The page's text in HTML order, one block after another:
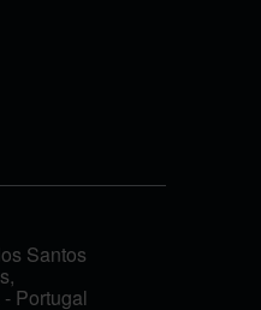
Santos
Portugal